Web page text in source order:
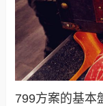
799方案的基本